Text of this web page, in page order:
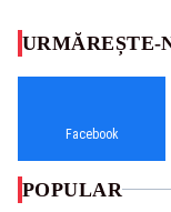
URMĂREȘTE-
Facebook
POPULAR